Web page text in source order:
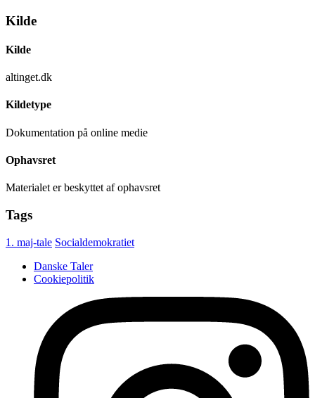
Kilde
Kilde
altinget.dk
Kildetype
Dokumentation på online medie
Ophavsret
Materialet er beskyttet af ophavsret
Tags
1. maj-tale Socialdemokratiet
Danske Taler
Cookiepolitik